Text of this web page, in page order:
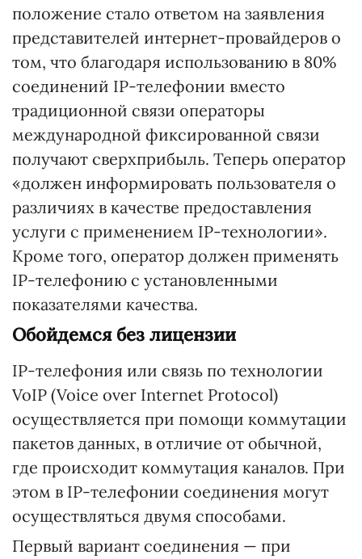
положение стало ответом на заявления
представителей интернет-провайдеров о
том, что благодаря использованию в 80%
соединений ІP-телефонии вместо
традиционной связи операторы
международной фиксированной связи
получают сверхприбыль. Теперь оператор
«должен информировать пользователя о
различиях в качестве предоставления
услуги с применением ІР-технологии».
Кроме того, оператор должен применять
ІР-телефонию с установленными
показателями качества.
Обойдемся без лицензии
IP-телефония или связь по технологии
VoIP (Voice over Internet Protocol)
осуществляется при помощи коммутации
пакетов данных, в отличие от обычной,
где происходит коммутация каналов. При
этом в IP-телефонии соединения могут
осуществляться двумя способами.
Первый вариант соединения — при